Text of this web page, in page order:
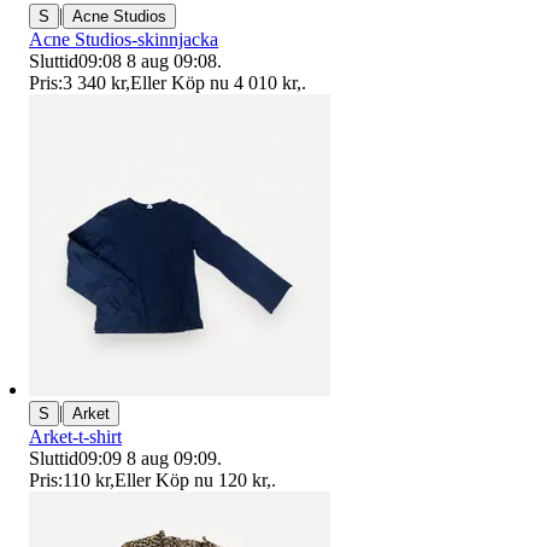
S | Acne Studios
Acne Studios-skinnjacka
Sluttid09:08 8 aug 09:08.
Pris:3 340 kr,Eller Köp nu 4 010 kr,.
S | Arket
Arket-t-shirt
Sluttid09:09 8 aug 09:09.
Pris:110 kr,Eller Köp nu 120 kr,.